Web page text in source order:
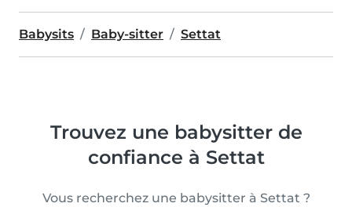
Babysits Baby-sitter Settat
Trouvez une babysitter de
confiance à Settat
Vous recherchez une babysitter à Settat ?